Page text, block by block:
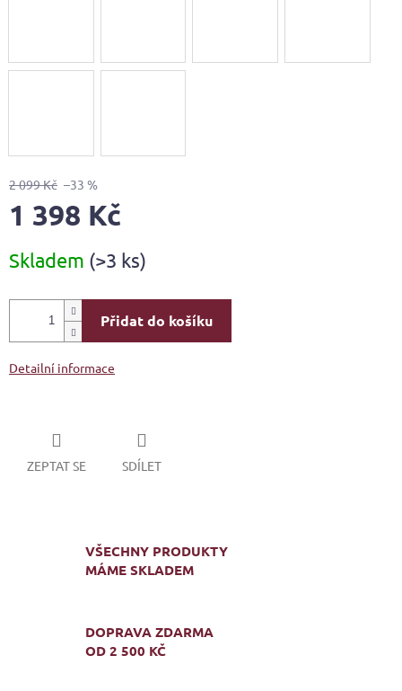
2 099 Kč –33 %
1 398 Kč
cena:
Skladem (>3 ks)
Přidat do košíku
Detailní informace
ZEPTAT SE SDÍLET
VŠECHNY PRODUKTY
MÁME SKLADEM
DOPRAVA ZDARMA
OD 2 500 KČ